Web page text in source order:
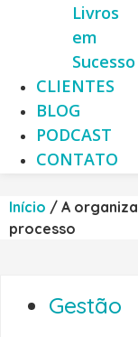
Livros
em
Sucesso
CLIENTES
BLOG
PODCAST
CONTATO
Início / A
processo
Gestão